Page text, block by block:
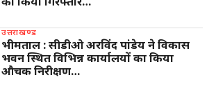
उत्तराखण्ड
भीमताल : सीडीओ अरविंद पांडेय ने विकास
भवन स्थित विभिन्न कार्यालयों का किया
औचक निरीक्षण…